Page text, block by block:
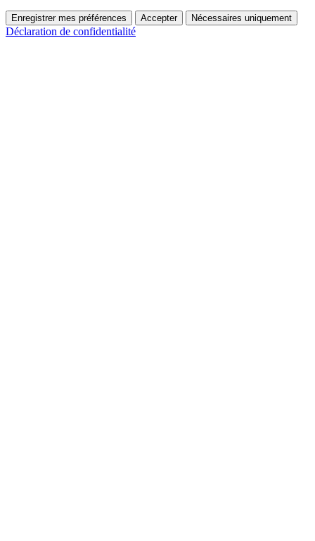
Enregistrer mes préférences Accepter Nécessaires uniquement
Déclaration de confidentialité